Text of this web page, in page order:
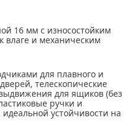
16 мм с износостойким
влаге и механическим
для плавного и
телескопические
для ящиков (без
ручки и
устойчивости на